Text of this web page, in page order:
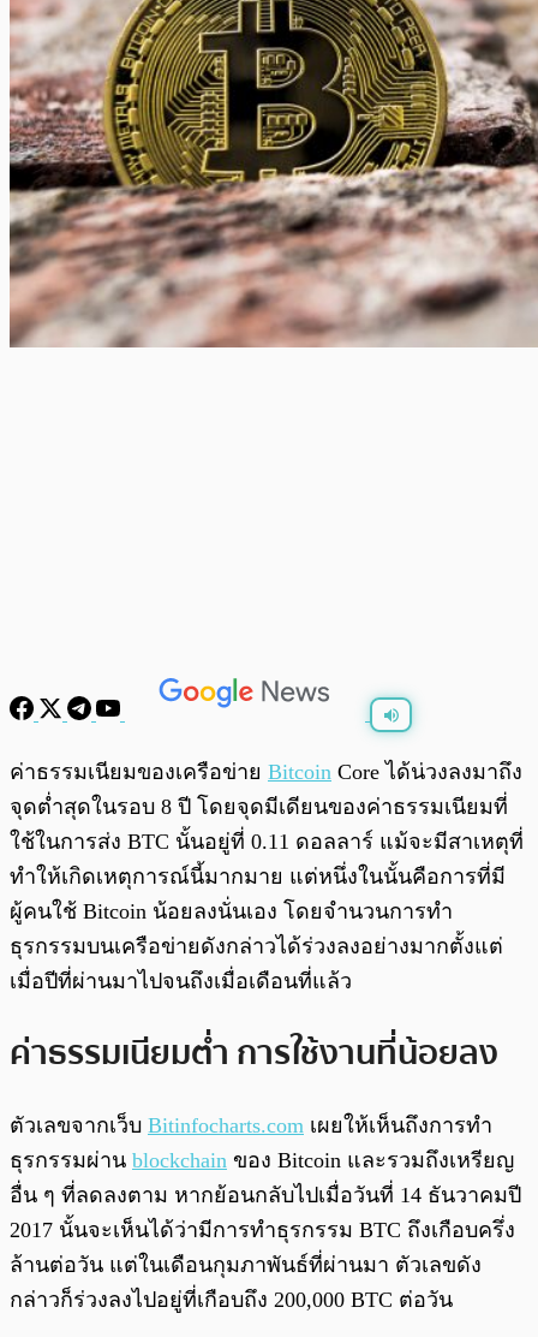
พร้อมเล่น 0:00
ค่าธรรมเนียมของเครือข่าย Bitcoin Core ได้น่วงลงมาถึง
จุดต่ำสุดในรอบ 8 ปี โดยจุดมีเดียนของค่าธรรมเนียมที่
ใช้ในการส่ง BTC นั้นอยู่ที่ 0.11 ดอลลาร์ แม้จะมีสาเหตุที่
ทำให้เกิดเหตุการณ์นี้มากมาย แต่หนึ่งในนั้นคือการที่มี
ผู้คนใช้ Bitcoin น้อยลงนั่นเอง โดยจำนวนการทำ
ธุรกรรมบนเครือข่ายดังกล่าวได้ร่วงลงอย่างมากตั้งแต่
เมื่อปีที่ผ่านมาไปจนถึงเมื่อเดือนที่แล้ว
ค่าธรรมเนียมต่ำ การใช้งานที่น้อยลง
ตัวเลขจากเว็บ Bitinfocharts.com เผยให้เห็นถึงการทำ
ธุรกรรมผ่าน blockchain ของ Bitcoin และรวมถึงเหรียญ
อื่น ๆ ที่ลดลงตาม หากย้อนกลับไปเมื่อวันที่ 14 ธันวาคมปี
2017 นั้นจะเห็นได้ว่ามีการทำธุรกรรม BTC ถึงเกือบครึ่ง
ล้านต่อวัน แต่ในเดือนกุมภาพันธ์ที่ผ่านมา ตัวเลขดัง
กล่าวก็ร่วงลงไปอยู่ที่เกือบถึง 200,000 BTC ต่อวัน